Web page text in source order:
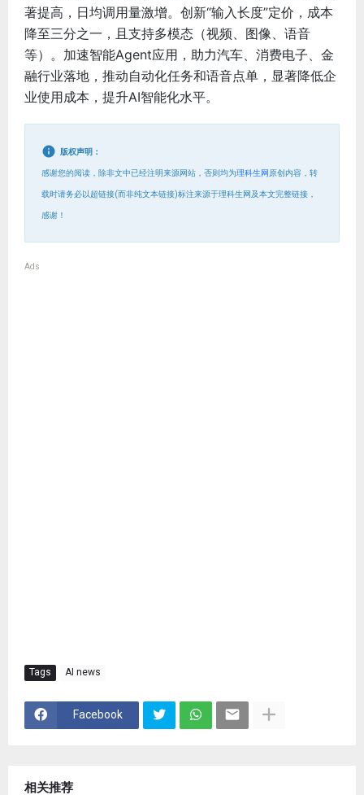
著提高，日均调用量激增。创新“输入长度”定价，成本
降至三分之一，且支持多模态（视频、图像、语音
等）。加速智能Agent应用，助力汽车、消费电子、金
融行业落地，推动自动化任务和语音点单，显著降低企
业使用成本，提升AI智能化水平。
版权声明：
感谢您的阅读，除非文中已经注明来源网站，否则均为理科生网 原创内容，转
载时请务必以超链接(而非纯文本链接)标注来源于理科生网及本文完整链接，
感谢！
Ads
Tags AI news
Facebook
相关推荐